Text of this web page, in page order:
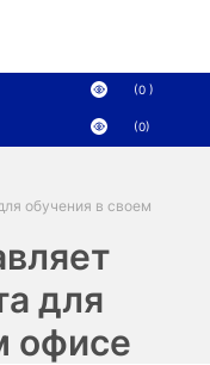
(0 )
(0)
обучения в своем
для
офисе